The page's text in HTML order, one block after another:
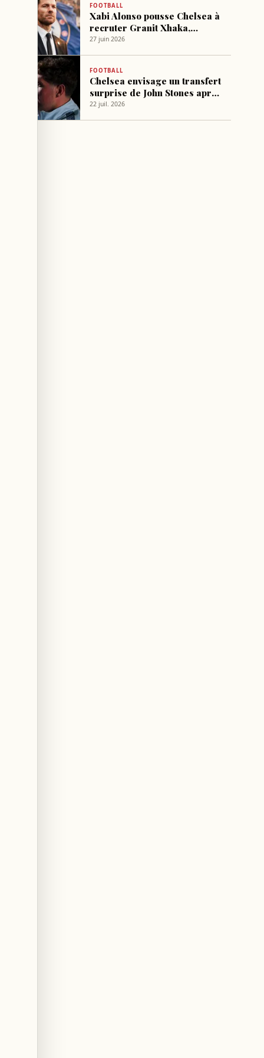
FOOTBALL
Xabi Alonso pousse Chelsea à
recruter Granit Xhaka,
accord trouvé
27 juin 2026
FOOTBALL
Chelsea envisage un transfert
surprise de John Stones après
son départ de Man City
22 juil. 2026